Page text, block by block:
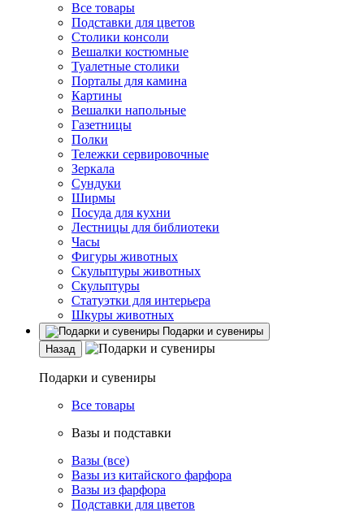
Все товары
Подставки для цветов
Столики консоли
Вешалки костюмные
Туалетные столики
Порталы для камина
Картины
Вешалки напольные
Газетницы
Полки
Тележки сервировочные
Зеркала
Сундуки
Ширмы
Посуда для кухни
Лестницы для библиотеки
Часы
Фигуры животных
Скульптуры животных
Скульптуры
Статуэтки для интерьера
Шкуры животных
Подарки и сувениры
Назад
Подарки и сувениры
Все товары
Вазы и подставки
Вазы (все)
Вазы из китайского фарфора
Вазы из фарфора
Подставки для цветов